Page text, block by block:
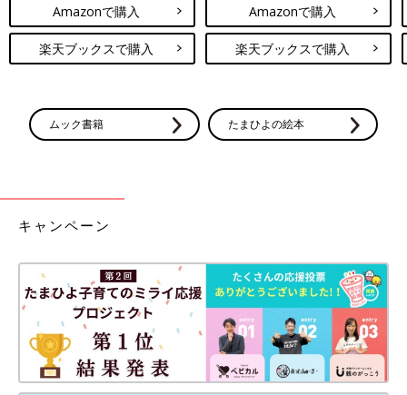
Amazonで購入
楽天ブックスで購入
Amazonで購入
楽天ブックスで購入
ムック書籍 たまひよの絵本
キャンペーン